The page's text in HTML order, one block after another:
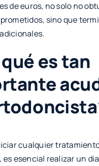
de euros, no solo no
sino que
es tan
cualquier
es esencial realizar un